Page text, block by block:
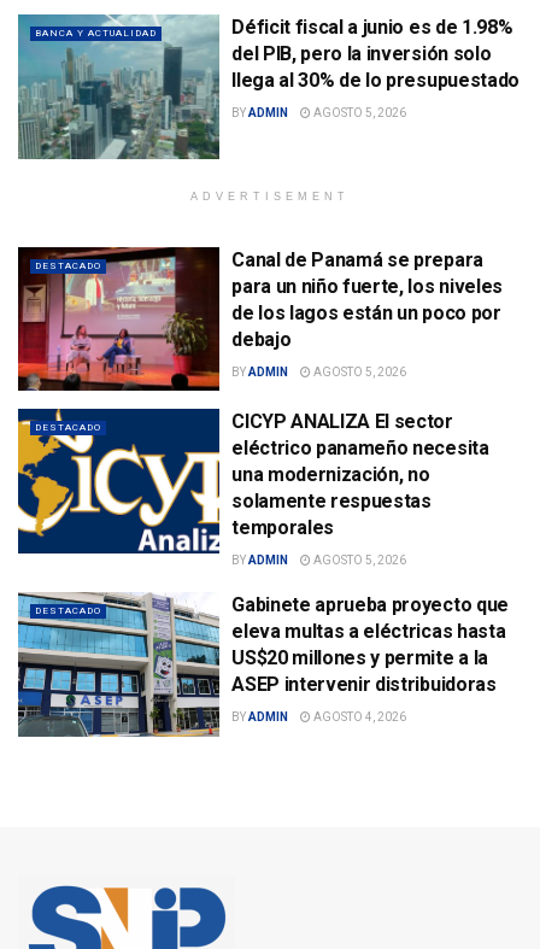
BANCA Y ACTUALIDAD
Déficit fiscal a junio es de 1.98%
del PIB, pero la inversión solo
llega al 30% de lo presupuestado
BYADMIN AGOSTO 5, 2026
ADVERTISEMENT
DESTACADO
Canal de Panamá se prepara
para un niño fuerte, los niveles
de los lagos están un poco por
debajo
BYADMIN AGOSTO 5, 2026
DESTACADO
CICYP ANALIZA El sector
eléctrico panameño necesita
una modernización, no
solamente respuestas
temporales
BYADMIN AGOSTO 5, 2026
DESTACADO
Gabinete aprueba proyecto que
eleva multas a eléctricas hasta
US$20 millones y permite a la
ASEP intervenir distribuidoras
BYADMIN AGOSTO 4, 2026